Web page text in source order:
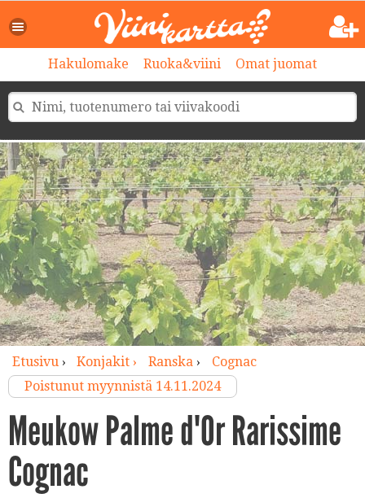
Hakulomake Ruoka&viini Omat juomat
Etusivu› Konjakit › Ranska›
Cognac
Poistunut myynnistä 14.11.2024
Meukow Palme d'Or Rarissime
Cognac